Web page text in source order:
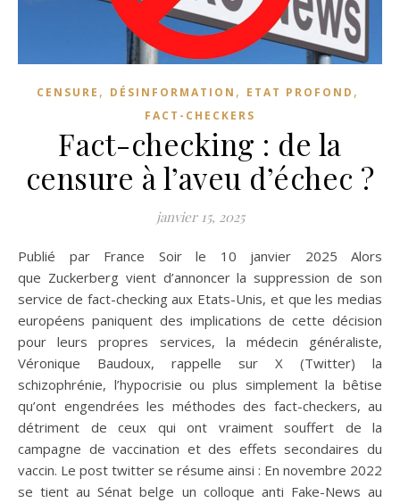
CENSURE , DÉSINFORMATION , ETAT PROFOND ,
FACT-CHECKERS
Fact-checking : de la
censure à l’aveu d’échec ?
janvier 15, 2025
Publié par France Soir le 10 janvier 2025 Alors
que Zuckerberg vient d’annoncer la suppression de son
service de fact-checking aux Etats-Unis, et que les medias
européens paniquent des implications de cette décision
pour leurs propres services, la médecin généraliste,
Véronique Baudoux, rappelle sur X (Twitter) la
schizophrénie, l’hypocrisie ou plus simplement la bêtise
qu’ont engendrées les méthodes des fact-checkers, au
détriment de ceux qui ont vraiment souffert de la
campagne de vaccination et des effets secondaires du
vaccin. Le post twitter se résume ainsi : En novembre 2022
se tient au Sénat belge un colloque anti Fake-News au